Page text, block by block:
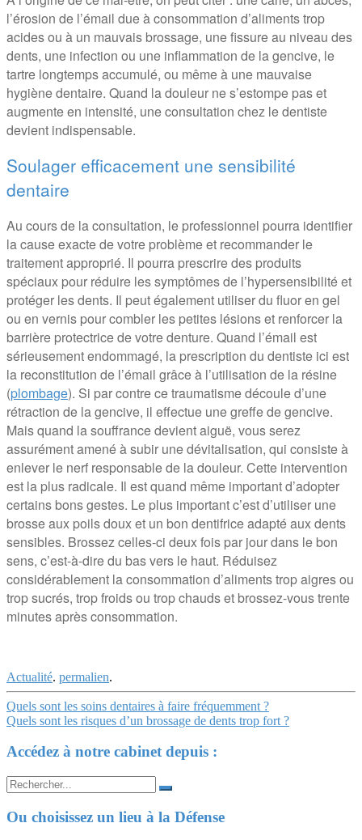
l’érosion de l’émail due à consommation d’aliments trop
acides ou à un mauvais brossage, une fissure au niveau des
dents, une infection ou une inflammation de la gencive, le
tartre longtemps accumulé, ou même à une mauvaise
hygiène dentaire. Quand la douleur ne s’estompe pas et
augmente en intensité, une consultation chez le dentiste
devient indispensable.
Soulager efficacement une sensibilité
dentaire
Au cours de la consultation, le professionnel pourra identifier
la cause exacte de votre problème et recommander le
traitement approprié. Il pourra prescrire des produits
spéciaux pour réduire les symptômes de l’hypersensibilité et
protéger les dents. Il peut également utiliser du fluor en gel
ou en vernis pour combler les petites lésions et renforcer la
barrière protectrice de votre denture. Quand l’émail est
sérieusement endommagé, la prescription du dentiste ici est
la reconstitution de l’émail grâce à l’utilisation de la résine
(plombage). Si par contre ce traumatisme découle d’une
rétraction de la gencive, il effectue une greffe de gencive.
Mais quand la souffrance devient aiguë, vous serez
assurément amené à subir une dévitalisation, qui consiste à
enlever le nerf responsable de la douleur. Cette intervention
est la plus radicale. Il est quand même important d’adopter
certains bons gestes. Le plus important c’est d’utiliser une
brosse aux poils doux et un bon dentifrice adapté aux dents
sensibles. Brossez celles-ci deux fois par jour dans le bon
sens, c’est-à-dire du bas vers le haut. Réduisez
considérablement la consommation d’aliments trop aigres ou
trop sucrés, trop froids ou trop chauds et brossez-vous trente
minutes après consommation.
Actualité. permalien.
Navigation
Article
Quels sont les soins dentaires à faire fréquemment ?
Quels sont les risques d’un brossage de dents trop fort ?
Accédez à notre cabinet depuis :
Search
for:
Ou choisissez un lieu à la Défense